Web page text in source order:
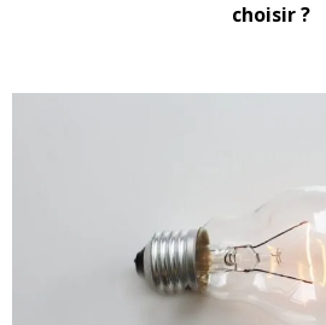
choisir ?